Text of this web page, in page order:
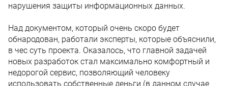
нарушения защиты информационных данных.
Над документом, который очень скоро будет
обнародован, работали эксперты, которые объяснили,
в чес суть проекта. Оказалось, что главной задачей
новых разработок стал максимально комфортный и
недорогой сервис, позволяющий человеку
использовать собственные деньги (в данном случае